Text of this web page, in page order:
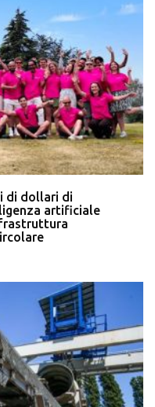
di dollari di
artificiale